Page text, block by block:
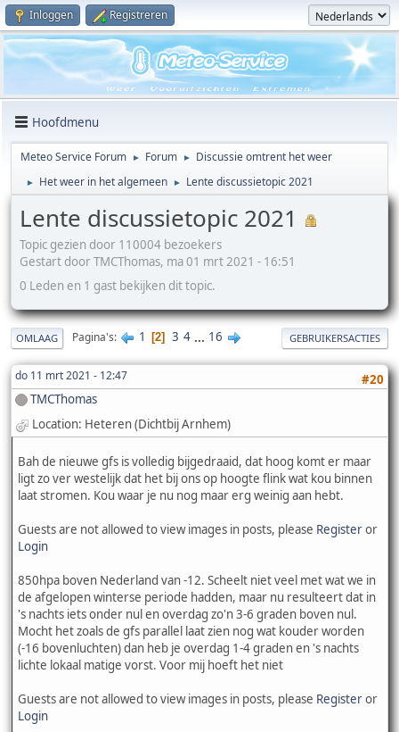
Inloggen Registreren
Hoofdmenu
Meteo Service Forum ► Forum ► Discussie omtrent het weer
► Het weer in het algemeen ► Lente discussietopic 2021
Lente discussietopic 2021
Topic gezien door 110004 bezoekers
Gestart door TMCThomas, ma 01 mrt 2021 - 16:51
0 Leden en 1 gast bekijken dit topic.
OMLAAG Pagina's 1 2 3 4 ... 16 GEBRUIKERSACTIES
do 11 mrt 2021 - 12:47
#20
TMCThomas
Location: Heteren (Dichtbij Arnhem)
Bah de nieuwe gfs is volledig bijgedraaid, dat hoog komt er maar
ligt zo ver westelijk dat het bij ons op hoogte flink wat kou binnen
laat stromen. Kou waar je nu nog maar erg weinig aan hebt.
Guests are not allowed to view images in posts, please Registeror
Login
850hpa boven Nederland van -12. Scheelt niet veel met wat we in
de afgelopen winterse periode hadden, maar nu resulteert dat in
's nachts iets onder nul en overdag zo'n 3-6 graden boven nul.
Mocht het zoals de gfs parallel laat zien nog wat kouder worden
(-16 bovenluchten) dan heb je overdag 1-4 graden en 's nachts
lichte lokaal matige vorst. Voor mij hoeft het niet
Guests are not allowed to view images in posts, please Registeror
Login